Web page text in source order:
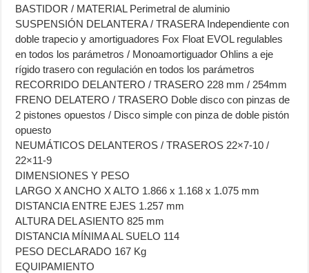
BASTIDOR / MATERIAL Perimetral de aluminio
SUSPENSIÓN DELANTERA / TRASERA Independiente con
doble trapecio y amortiguadores Fox Float EVOL regulables
en todos los parámetros / Monoamortiguador Ohlins a eje
rígido trasero con regulación en todos los parámetros
RECORRIDO DELANTERO / TRASERO 228 mm / 254mm
FRENO DELATERO / TRASERO Doble disco con pinzas de
2 pistones opuestos / Disco simple con pinza de doble pistón
opuesto
NEUMÁTICOS DELANTEROS / TRASEROS 22×7-10 /
22×11-9
DIMENSIONES Y PESO
LARGO X ANCHO X ALTO 1.866 x 1.168 x 1.075 mm
DISTANCIA ENTRE EJES 1.257 mm
ALTURA DEL ASIENTO 825 mm
DISTANCIA MÍNIMA AL SUELO 114
PESO DECLARADO 167 Kg
EQUIPAMIENTO